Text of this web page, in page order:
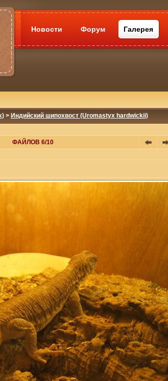
Новости Форум Галерея
> Индийский шипохвост (Uromastyx hardwickii)
ФАЙЛОВ 6/10